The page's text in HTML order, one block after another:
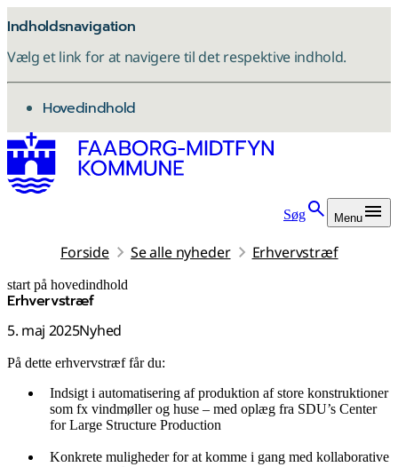
Indholdsnavigation
Vælg et link for at navigere til det respektive indhold.
gå til
Hovedindhold
Søg Menu
Forside Se alle nyheder Erhvervstræf
start på hovedindhold
Erhvervstræf
5. maj 2025Nyhed
senest opdateret 3. november 2025
På dette erhvervstræf får du:
Indsigt i automatisering af produktion af store konstruktioner
som fx vindmøller og huse – med oplæg fra SDU’s Center
for Large Structure Production
Konkrete muligheder for at komme i gang med kollaborative